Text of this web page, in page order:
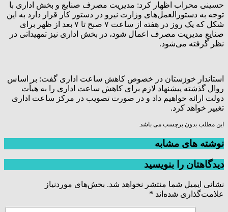
حسینی محراب اظهار کرد: مدیریت مصرف صنایع و بخش اداری با
توجه به دستورالعمل‌های وزارت نیرو در دستور کار قرار دارد به این
شکل که یک روز در هفته از ساعت ۷ صبح تا ۷ بعد از ظهر برای
صنایع مدیریت مصرف اعمال شود، در بخش اداری نیز تمهیداتی در
نظر گرفته می‌شود.
استاندار خوزستان در خصوص کاهش ساعت اداری گفت: بر اساس
روال گذشته پیشنهاد لازم برای کاهش ساعت اداری را به هیأت
دولت ارائه خواهیم داد و در صورت تصویب در مرکز ساعت اداری
تغییر خواهد کرد.
این مطلب بدون برچسب می باشد.
نوشته های مشابه
دیدگاهتان را بنویسید
نشانی ایمیل شما منتشر نخواهد شد. بخش‌های موردنیاز
علامت‌گذاری شده‌اند *